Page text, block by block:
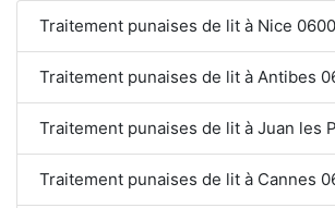
Traitement punaises de lit à Nice
Traitement punaises de lit à Antibes
Traitement punaises de lit à Juan les
Traitement punaises de lit à Cannes